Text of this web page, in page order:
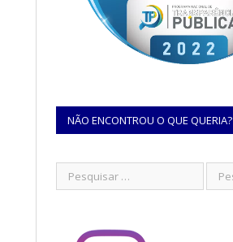
NÃO ENCONTROU O QUE QUERIA?